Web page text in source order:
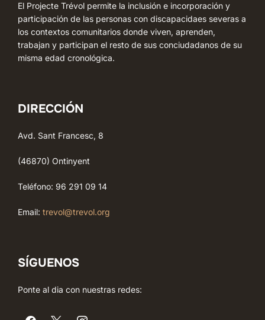
El Projecte Trévol permite la inclusión e incorporación y
participación de las personas con discapacidaes severas a
los contextos comunitarios donde viven, aprenden,
trabajan y participan el resto de sus conciudadanos de su
misma edad cronológica.
DIRECCIÓN
Avd. Sant Francesc, 8
(46870) Ontinyent
Teléfono: 96 291 09 14
Email: trevol@trevol.org
SÍGUENOS
Ponte al dia con nuestras redes: